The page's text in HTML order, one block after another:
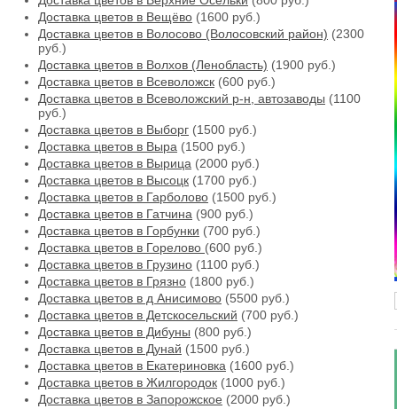
Доставка цветов в Вещёво (1600 руб.)
Доставка цветов в Волосово (Волосовский район) (2300
руб.)
Доставка цветов в Волхов (Ленобласть) (1900 руб.)
Доставка цветов в Всеволожск (600 руб.)
Доставка цветов в Всеволожский р-н, автозаводы (1100
руб.)
Доставка цветов в Выборг (1500 руб.)
Доставка цветов в Выра (1500 руб.)
Доставка цветов в Вырица (2000 руб.)
Доставка цветов в Высоцк (1700 руб.)
Доставка цветов в Гарболово (1500 руб.)
Доставка цветов в Гатчина (900 руб.)
Доставка цветов в Горбунки (700 руб.)
Доставка цветов в Горелово (600 руб.)
Доставка цветов в Грузино (1100 руб.)
Доставка цветов в Грязно (1800 руб.)
Доставка цветов в д Анисимово (5500 руб.)
Доставка цветов в Детскосельский (700 руб.)
Доставка цветов в Дибуны (800 руб.)
Доставка цветов в Дунай (1500 руб.)
Доставка цветов в Екатериновка (1600 руб.)
Доставка цветов в Жилгородок (1000 руб.)
Доставка цветов в Запорожское (2000 руб.)